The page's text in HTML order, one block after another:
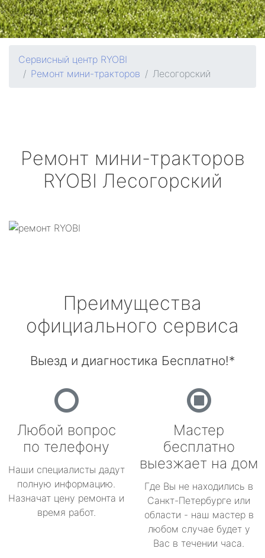
Сервисный центр RYOBI
Ремонт мини-тракторов
Лесогорский
Ремонт мини-тракторов
RYOBI Лесогорский
Преимущества
официального сервиса
Выезд и диагностика Бесплатно!*
Любой вопрос
по телефону
Наши специалисты дадут
полную информацию.
Назначат цену ремонта и
время работ.
Мастер
бесплатно
выезжает на дом
Где Вы не находились в
Санкт-Петербурге или
области - наш мастер в
любом случае будет у
Вас в течении часа.